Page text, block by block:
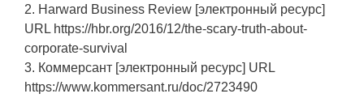
2. Harward Business Review [электронный ресурс]
URL https://hbr.org/2016/12/the-scary-truth-about-
corporate-survival
3. Коммерсант [электронный ресурс] URL
https://www.kommersant.ru/doc/2723490